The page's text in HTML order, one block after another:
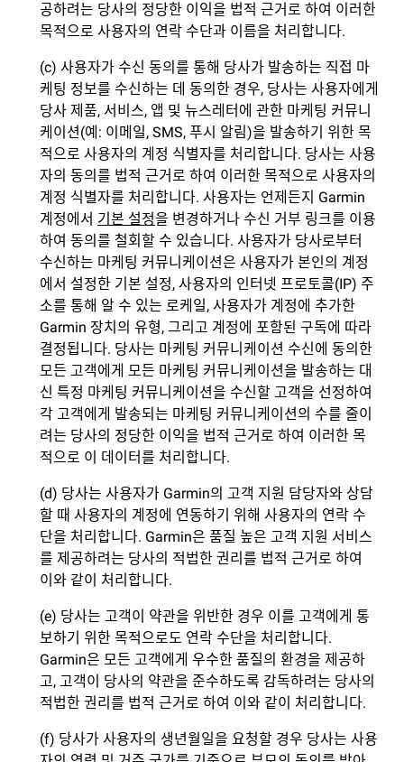
공하려는 당사의 정당한 이익을 법적 근거로 하여 이러한
목적으로 사용자의 연락 수단과 이름을 처리합니다.
(c) 사용자가 수신 동의를 통해 당사가 발송하는 직접 마
케팅 정보를 수신하는 데 동의한 경우, 당사는 사용자에게
당사 제품, 서비스, 앱 및 뉴스레터에 관한 마케팅 커뮤니
케이션(예: 이메일, SMS, 푸시 알림)을 발송하기 위한 목
적으로 사용자의 계정 식별자를 처리합니다. 당사는 사용
자의 동의를 법적 근거로 하여 이러한 목적으로 사용자의
계정 식별자를 처리합니다. 사용자는 언제든지 Garmin
계정에서 기본 설정을 변경하거나 수신 거부 링크를 이용
하여 동의를 철회할 수 있습니다. 사용자가 당사로부터
수신하는 마케팅 커뮤니케이션은 사용자가 본인의 계정
에서 설정한 기본 설정, 사용자의 인터넷 프로토콜(IP) 주
소를 통해 알 수 있는 로케일, 사용자가 계정에 추가한
Garmin 장치의 유형, 그리고 계정에 포함된 구독에 따라
결정됩니다. 당사는 마케팅 커뮤니케이션 수신에 동의한
모든 고객에게 모든 마케팅 커뮤니케이션을 발송하는 대
신 특정 마케팅 커뮤니케이션을 수신할 고객을 선정하여
각 고객에게 발송되는 마케팅 커뮤니케이션의 수를 줄이
려는 당사의 정당한 이익을 법적 근거로 하여 이러한 목
적으로 이 데이터를 처리합니다.
(d) 당사는 사용자가 Garmin의 고객 지원 담당자와 상담
할 때 사용자의 계정에 연동하기 위해 사용자의 연락 수
단을 처리합니다. Garmin은 품질 높은 고객 지원 서비스
를 제공하려는 당사의 적법한 권리를 법적 근거로 하여
이와 같이 처리합니다.
(e) 당사는 고객이 약관을 위반한 경우 이를 고객에게 통
보하기 위한 목적으로도 연락 수단을 처리합니다.
Garmin은 모든 고객에게 우수한 품질의 환경을 제공하
고, 고객이 당사의 약관을 준수하도록 감독하려는 당사의
적법한 권리를 법적 근거로 하여 이와 같이 처리합니다.
(f) 당사가 사용자의 생년월일을 요청할 경우 당사는 사용